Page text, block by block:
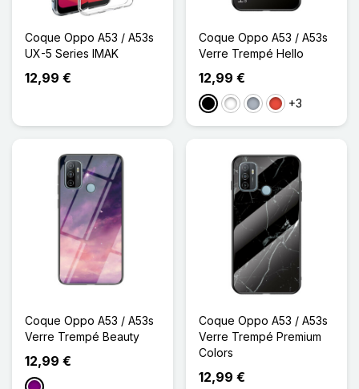
Coque Oppo A53 / A53s
UX-5 Series IMAK
12,99 €
Coque Oppo A53 / A53s
Verre Trempé Hello
12,99 €
NoirBlancGris Rouge
+3
Coque Oppo A53 / A53s
Verre Trempé Beauty
12,99 €
Coque Oppo A53 / A53s
Verre Trempé Premium
Colors
12,99 €